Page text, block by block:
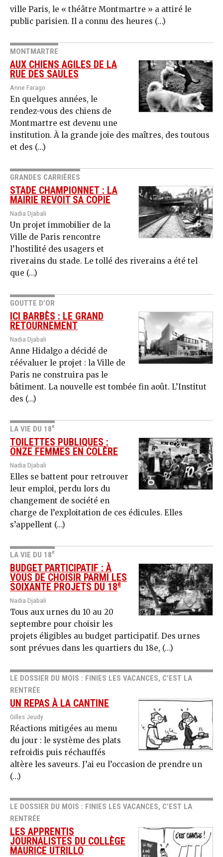
ville Paris, le « théâtre Montmartre » a attiré le
public parisien. Il a connu des heures (…)
MONTMARTRE
AUX CHIENS AGILES DE LA
RUE DES SAULES
Anne Farago
En quelques années, le
rendez-vous des chiens de
Montmartre est devenu une
institution. À la grande joie des maîtres, des toutous
et des (…)
GRANDES CARRIÈRES
STADE CHAMPIONNET : LA
MAIRIE REVOIT SA COPIE
Nadia Djabali
Un projet immobilier de la
Ville de Paris rencontre
l’hostilité des usagers et
riverains du stade. Le tollé des riverains a été tel
que (…)
GOUTTE D’OR
ICI BARBÈS : LE GRAND
RETOURNEMENT
Nadia Djabali
Anne Hidalgo a décidé de
réévaluer le projet : la Ville de
Paris ne construira pas le
bâtiment. La nouvelle est tombée fin août. L’Institut
des (…)
LA VIE DU 18e
TOILETTES PUBLIQUES :
ONZE FEMMES EN COLÈRE
Nadia Djabali
Elles se battent pour retrouver
leur emploi, perdu lors du
changement de société en
charge de l’exploitation de ces édicules. Elles
s’appellent (…)
LA VIE DU 18e
BUDGET PARTICIPATIF : À
VOUS DE CHOISIR PARMI LES
SOIXANTE PROJETS DU 18e
Nadia Djabali
Tous aux urnes du 10 au 20
septembre pour choisir les
projets éligibles au budget participatif. Des urnes
sont prévues dans les quartiers du 18e, (…)
LE DOSSIER DU MOIS : FINIES LES VACANCES, C’EST LA
RENTRÉE
UN REPAS À LA CANTINE
Gilles Jeudy
Réactions mitigées au menu
du jour : le système des plats
refroidis puis réchauffés
altère les saveurs. J’ai eu l’occasion de prendre un
(…)
LE DOSSIER DU MOIS : FINIES LES VACANCES, C’EST LA
RENTRÉE
LES APPRENTIS
JOURNALISTES DU COLLÈGE
MAURICE UTRILLO